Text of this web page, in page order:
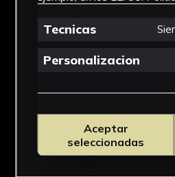
Tecnicas
Personalizacion
Aceptar
seleccionadas